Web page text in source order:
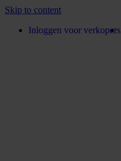
Skip to content
Inloggen voor verkopers